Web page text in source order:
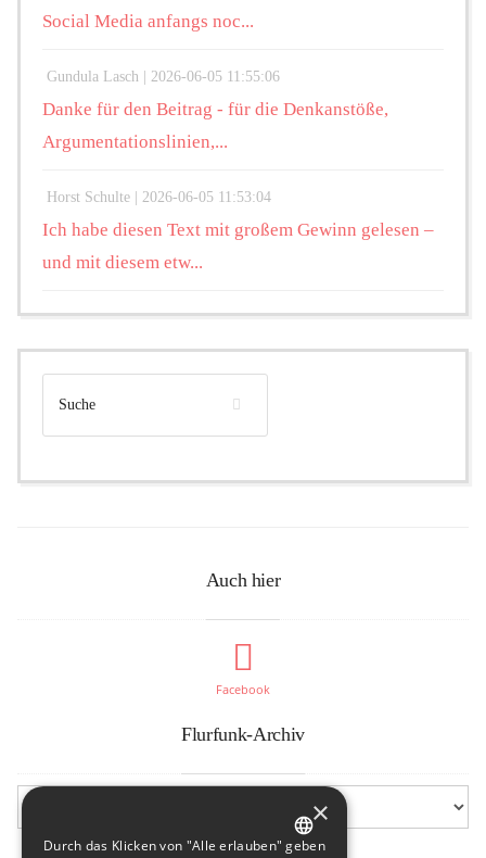
Social Media anfangs noc...
Gundula Lasch | 2026-06-05 11:55:06
Danke für den Beitrag - für die Denkanstöße,
Argumentationslinien,...
Horst Schulte | 2026-06-05 11:53:04
Ich habe diesen Text mit großem Gewinn gelesen –
und mit diesem etw...
Auch hier
Facebook
Flurfunk-Archiv
×
Durch das Klicken von "Alle erlauben" geben